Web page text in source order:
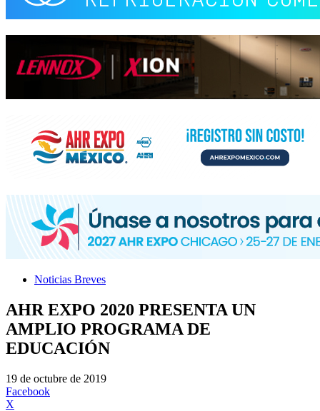
Noticias Breves
AHR EXPO 2020 PRESENTA UN
AMPLIO PROGRAMA DE
EDUCACIÓN
19 de octubre de 2019
Facebook
X